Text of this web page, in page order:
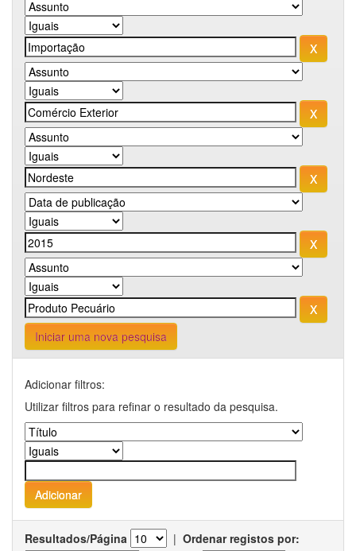
Iniciar uma nova pesquisa
Adicionar filtros:
Utilizar filtros para refinar o resultado da pesquisa.
Resultados/Página | Ordenar registos por: